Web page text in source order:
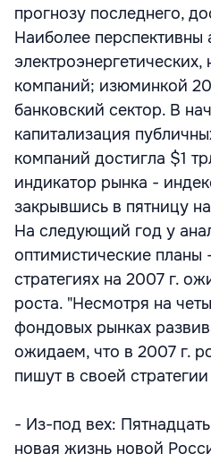
прогнозу последнего,
Наиболее перспективны
компаний; изюминкой
банковский сектор. В
капитализация
компаний достигла $1
индикатор рынка -
закрывшись в пятницу
На следующий год у
оптимистические планы
стратегиях на 2007 г.
роста. "Несмотря на
фондовых рынках
ожидаем, что в 2007 г.
пишут в своей
- Из-под вех:
новая жизнь новой